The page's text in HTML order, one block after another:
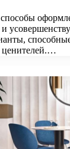
ценителей.…